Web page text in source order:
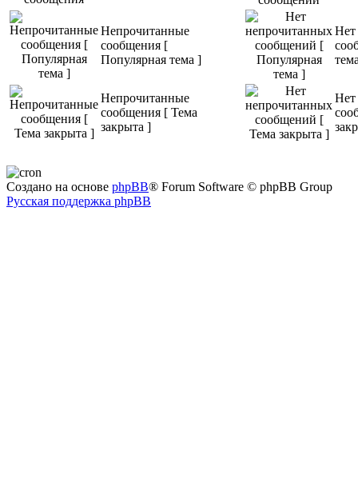
Непрочитанные
сообщения [
Популярная тема ]
Нет
Непрочитанные
сообщения [ Тема
закрыта ]
Нет
Создано на основе phpBB® Forum Software © phpBB Group
Русская поддержка phpBB